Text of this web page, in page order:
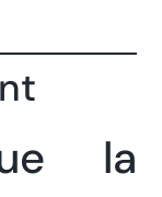
la